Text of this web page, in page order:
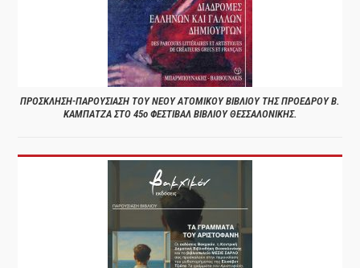
ΠΡΟΣΚΛΗΣΗ-ΠΑΡΟΥΣΙΑΣΗ ΤΟΥ ΝΕΟΥ ΑΤΟΜΙΚΟΥ ΒΙΒΛΙΟΥ ΤΗΣ ΠΡΟΕΔΡΟΥ Β.
ΚΑΜΠΑΤΖΑ ΣΤΟ 45ο ΦΕΣΤΙΒΑΛ ΒΙΒΛΙΟΥ ΘΕΣΣΑΛΟΝΙΚΗΣ.